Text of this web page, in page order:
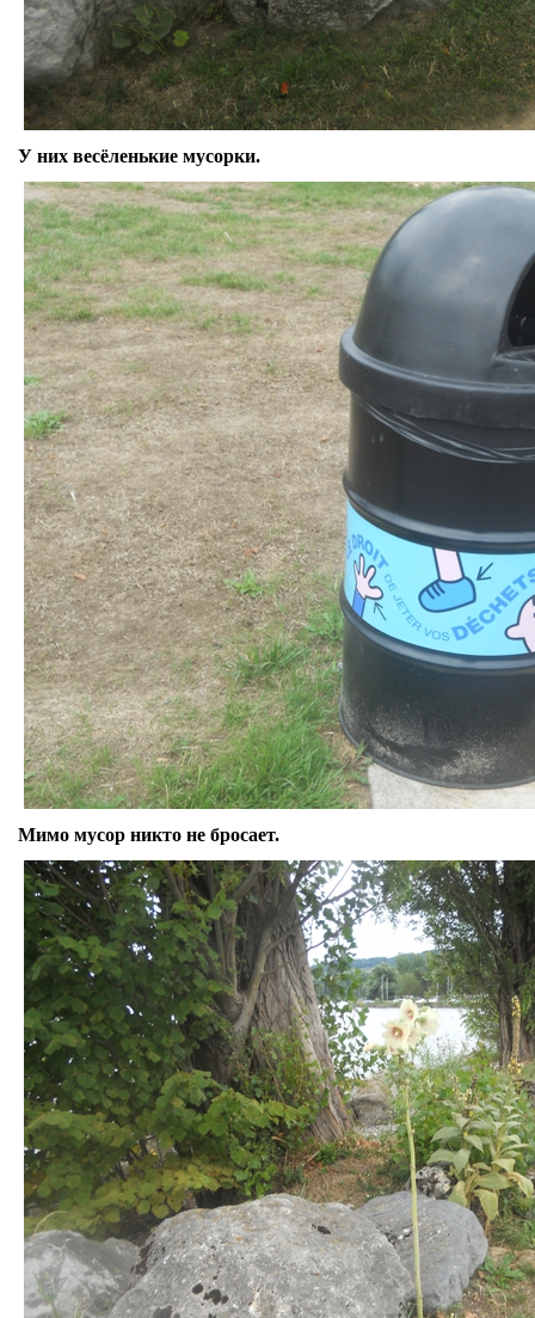
У них весёленькие мусорки.
Мимо мусор никто не бросает.